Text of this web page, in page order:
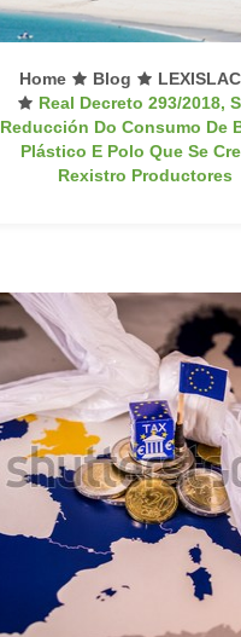
Home Blog
Real Decreto 293/2018,
Reducción Do Consumo De
Plástico E Polo Que Se
Rexistro Productores